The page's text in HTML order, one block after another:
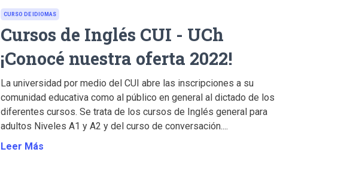
CURSO DE IDIOMAS
Cursos de Inglés CUI - UCh
¡Conocé nuestra oferta 2022!
La universidad por medio del CUI abre las inscripciones a su
comunidad educativa como al público en general al dictado de los
diferentes cursos. Se trata de los cursos de Inglés general para
adultos Niveles A1 y A2 y del curso de conversación....
Leer Más